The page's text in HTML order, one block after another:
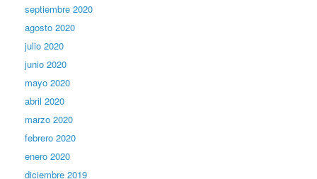
septiembre 2020
agosto 2020
julio 2020
junio 2020
mayo 2020
abril 2020
marzo 2020
febrero 2020
enero 2020
diciembre 2019